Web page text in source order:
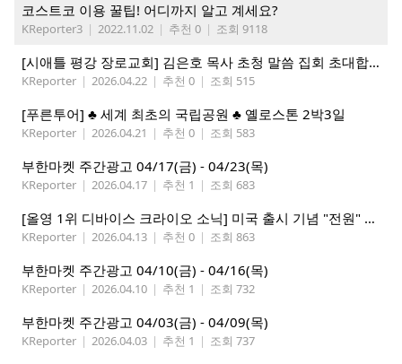
코스트코 이용 꿀팁! 어디까지 알고 계세요?
KReporter3 | 2022.11.02 | 추천 0 | 조회 9118
[시애틀 평강 장로교회] 김은호 목사 초청 말씀 집회 초대합니다 5/3-5
KReporter | 2026.04.22 | 추천 0 | 조회 515
[푸른투어] ♣ 세계 최초의 국립공원 ♣ 옐로스톤 2박3일
KReporter | 2026.04.21 | 추천 0 | 조회 583
부한마켓 주간광고 04/17(금) - 04/23(목)
KReporter | 2026.04.17 | 추천 1 | 조회 683
[올영 1위 디바이스 크라이오 소닉] 미국 출시 기념 "전원" 증정 이벤트, 참여 부탁드립니다.
KReporter | 2026.04.13 | 추천 0 | 조회 863
부한마켓 주간광고 04/10(금) - 04/16(목)
KReporter | 2026.04.10 | 추천 1 | 조회 732
부한마켓 주간광고 04/03(금) - 04/09(목)
KReporter | 2026.04.03 | 추천 1 | 조회 737